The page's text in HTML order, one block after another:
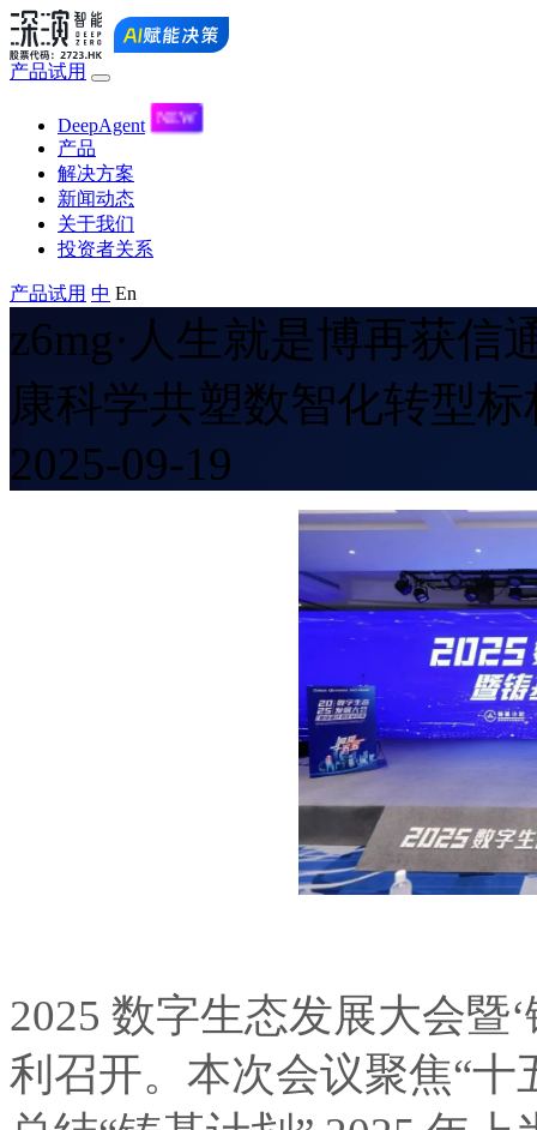
产品试用
DeepAgent
产品
解决方案
新闻动态
关于我们
投资者关系
产品试用 中 En
z6mg·人生就是博再获信
康科学共塑数智化转型标
2025-09-19
2025 数字生态发展大会暨
利召开。本次会议聚焦“十